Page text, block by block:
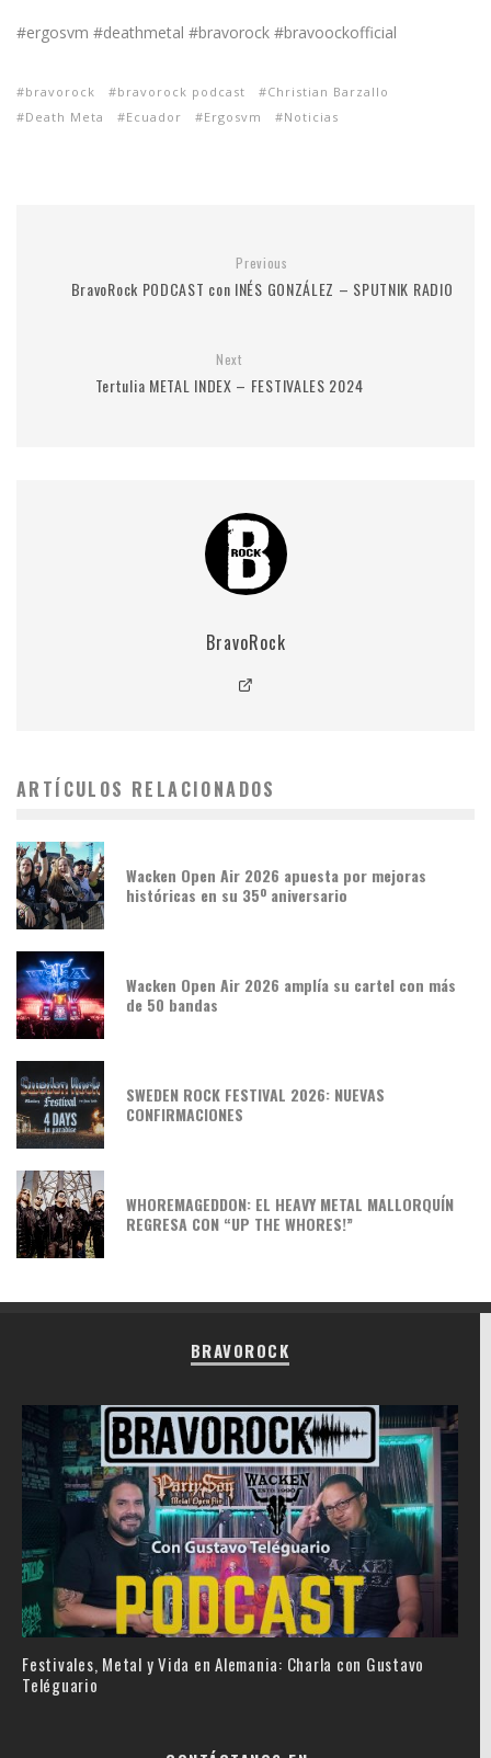
#ergosvm #deathmetal #bravorock #bravoockofficial
bravorock bravorock podcast
Christian Barzallo
Death Meta
Ecuador Ergosvm Noticias
Previous
BravoRock PODCAST con INÉS GONZÁLEZ – SPUTNIK RADIO
Next
Tertulia METAL INDEX – FESTIVALES 2024
BravoRock
ARTÍCULOS RELACIONADOS
Wacken Open Air 2026 apuesta por mejoras
históricas en su 35º aniversario
Wacken Open Air 2026 amplía su cartel con más
de 50 bandas
SWEDEN ROCK FESTIVAL 2026: NUEVAS
CONFIRMACIONES
WHOREMAGEDDON: EL HEAVY METAL MALLORQUÍN
REGRESA CON “UP THE WHORES!”
BRAVOROCK
Festivales, Metal y Vida en Alemania: Charla con Gustavo
Teléguario